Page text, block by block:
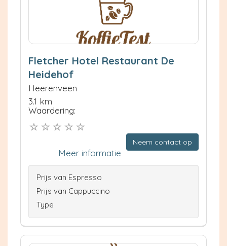
Fletcher Hotel Restaurant De
Heidehof
Heerenveen
3.1 km
Waardering:
Neem contact op
Meer informatie
Prijs van Espresso
Prijs van Cappuccino
Type